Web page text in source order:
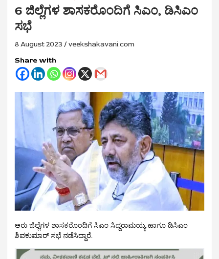
6 ಜಿಲ್ಲೆಗಳ ಶಾಸಕರೊಂದಿಗೆ ಸಿಎಂ, ಡಿಸಿಎಂ
ಸಭೆ
8 August 2023 veekshakavani.com
Share with
ಆರು ಜಿಲ್ಲೆಗಳ ಶಾಸಕರೊಂದಿಗೆ ಸಿಎಂ ಸಿದ್ದರಾಮಯ್ಯ ಹಾಗೂ ಡಿಸಿಎಂ
ಶಿವಕುಮಾರ್ ಸಭೆ ನಡೆಸಿದ್ದಾರೆ.